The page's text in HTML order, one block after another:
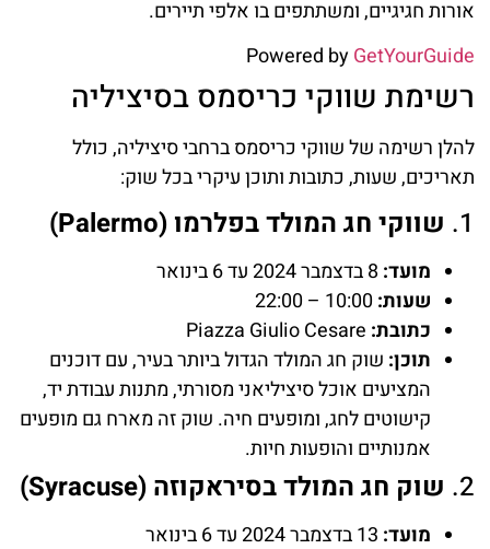
אורות חגיגיים, ומשתתפים בו אלפי תיירים.
Powered byGetYourGuide
רשימת שווקי כריסמס בסיציליה
להלן רשימה של שווקי כריסמס ברחבי סיציליה, כולל
תאריכים, שעות, כתובות ותוכן עיקרי בכל שוק:
1. שווקי חג המולד בפלרמו (Palermo)
מועד:
שעות:10:00 – 22:00
כתובת:
תוכן: שוק חג המולד הגדול ביותר בעיר, עם דוכנים
המציעים אוכל סיציליאני מסורתי, מתנות עבודת יד,
קישוטים לחג, ומופעים חיה. שוק זה מארח גם מופעים
אמנותיים והופעות חיות.
2. שוק חג המולד בסיראקוזה (Syracuse)
מועד: